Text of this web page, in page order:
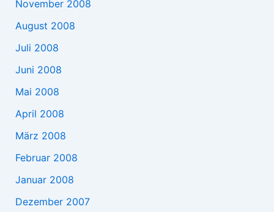
November 2008
August 2008
Juli 2008
Juni 2008
Mai 2008
April 2008
März 2008
Februar 2008
Januar 2008
Dezember 2007